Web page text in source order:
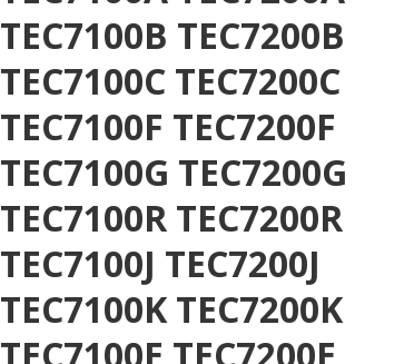
TEC7100B TEC7200B
TEC7100C TEC7200C
TEC7100F TEC7200F
TEC7100G TEC7200G
TEC7100R TEC7200R
TEC7100J TEC7200J
TEC7100K TEC7200K
TEC7100E TEC7200E